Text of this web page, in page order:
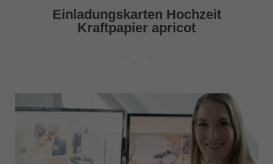
Einladungskarten Hochzeit
Kraftpapier apricot